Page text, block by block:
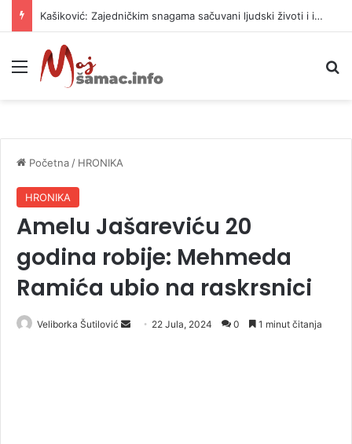
Kašiković: Zajedničkim snagama sačuvani ljudski životi i imovina
Meni
Početna / HRONIKA
HRONIKA
Amelu Jašareviću 20
godina robije: Mehmeda
Ramića ubio na raskrsnici
Veliborka Šutilović 22 Jula, 2024 0 1 minut čitanja